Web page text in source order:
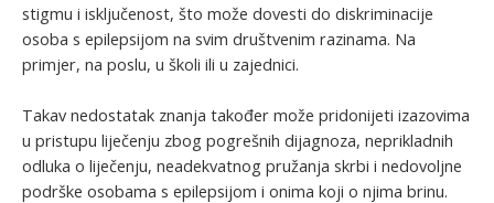
stigmu i isključenost, što može dovesti do diskriminacije
osoba s epilepsijom na svim društvenim razinama. Na
primjer, na poslu, u školi ili u zajednici.
Takav nedostatak znanja također može pridonijeti izazovima
u pristupu liječenju zbog pogrešnih dijagnoza, neprikladnih
odluka o liječenju, neadekvatnog pružanja skrbi i nedovoljne
podrške osobama s epilepsijom i onima koji o njima brinu.